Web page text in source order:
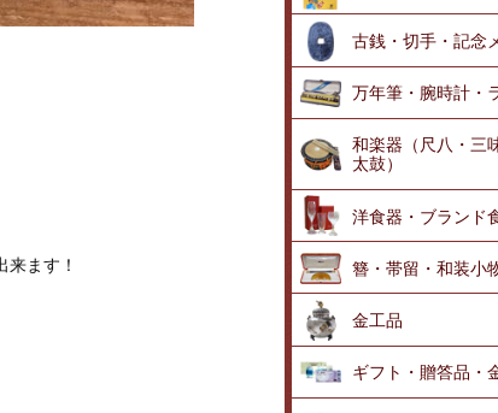
ます！
古銭・切手・記念
万年筆・腕時計・
和楽器（尺八・三
太鼓）
洋食器・ブランド
簪・帯留・和装小
金工品
ギフト・贈答品・